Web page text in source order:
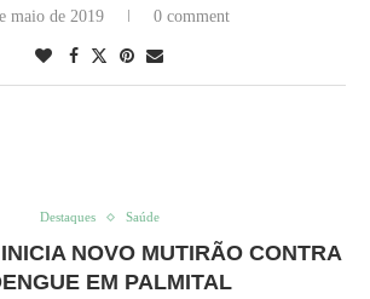
maio de 2019 0 comment
Destaques Saúde
NOVO MUTIRÃO CONTRA
EM PALMITAL